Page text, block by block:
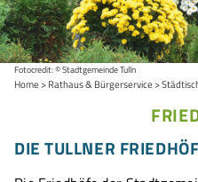
Fotocredit: © Stadtgemeinde Tulln
Home Rathaus & Bürgerservice
DIE TULLNER